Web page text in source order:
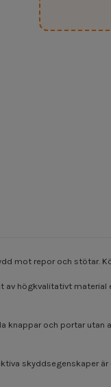
mot repor och stötar.
av högkvalitativt
och portar utan
skyddsegenskaper